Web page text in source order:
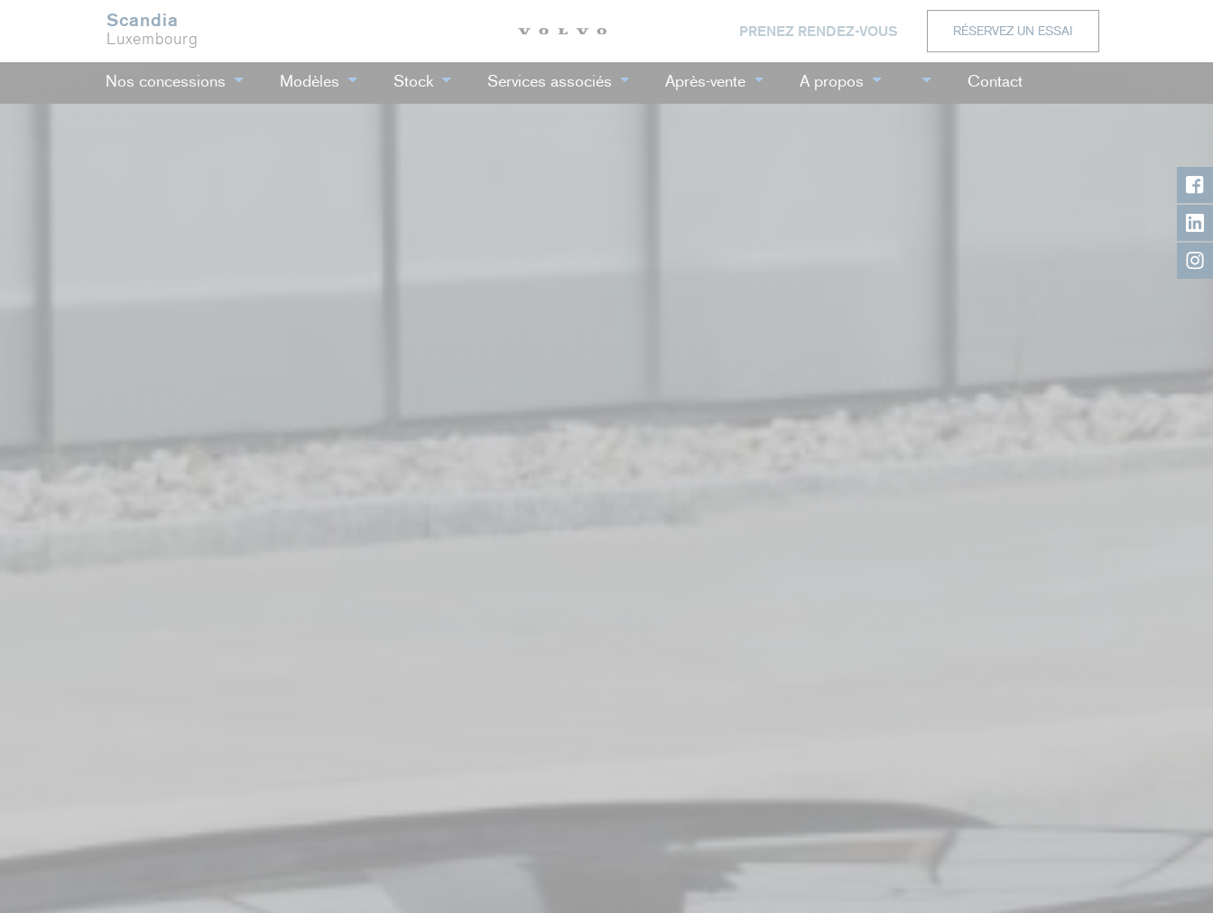
Scandia
Luxembourg PRENEZ RENDEZ-VOUS RÉSERVEZ UN ESSAI
Nos concessions Modèles Stock Services associés Après-vente A propos Contact